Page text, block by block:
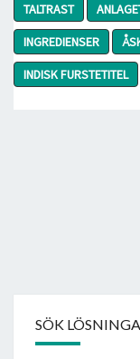
TALTRAST
INGREDIENSER
INDISK FURSTETITEL
SÖK